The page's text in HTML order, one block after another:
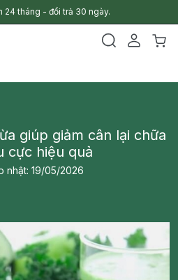
24 tháng - đổi trả 30 ngày.
giúp giảm cân lại chữa
cực hiệu quả
nhật: 19/05/2026